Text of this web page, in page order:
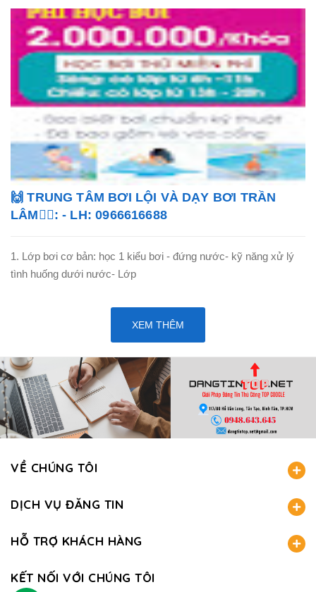
🙌 TRUNG TÂM BƠI LỘI VÀ DẠY BƠI TRẦN
LÂM🏊‍♂️: - LH: 0966616688
1. Lớp bơi cơ bản: học 1 kiểu bơi - đứng nước- kỹ năng xử lý
tình huống dưới nước- Lớp
XEM THÊM
VỀ CHÚNG TÔI
DỊCH VỤ ĐĂNG TIN
HỖ TRỢ KHÁCH HÀNG
KẾT NỐI VỚI CHÚNG TÔI